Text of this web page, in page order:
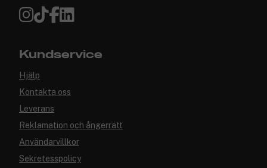
Kundservice
Hjälp
Kontakta oss
Leverans
Reklamation och ångerrätt
Användarvillkor
Sekretesspolicy